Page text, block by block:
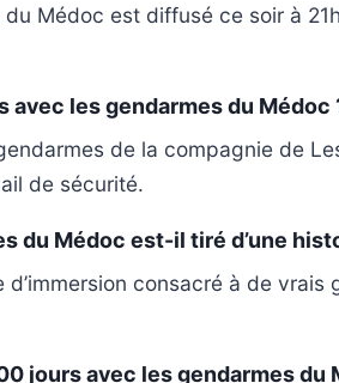
Médoc est diffusé ce soir à
avec les gendarmes du Médoc
de la compagnie de
de sécurité.
du Médoc est-il tiré d’une
d’immersion consacré à de
jours avec les gendarmes du